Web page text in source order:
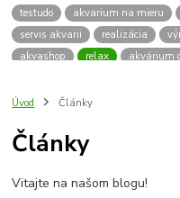
testudo
akvarium na mieru
servis akvarii
realizácia
akvashop
relax akvárium
insektárium
skrinka
podstavec
Testudo horsfieldii
Korytnačka
Úvod Články
Články
Vitajte na našom blogu!